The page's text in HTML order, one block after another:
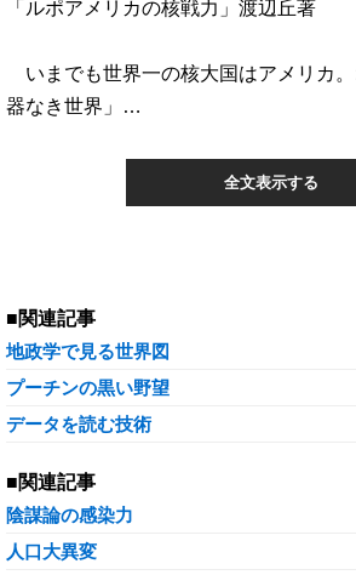
「ルポアメリカの核戦力」渡辺丘著
いまでも世界一の核大国はアメリカ
器なき世界」…
全文表示する
■関連記事
地政学で見る世界図
プーチンの黒い野望
データを読む技術
■関連記事
陰謀論の感染力
人口大異変